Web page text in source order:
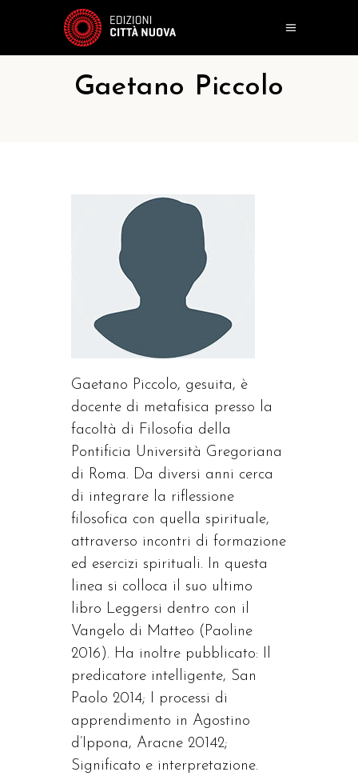
Gaetano Piccolo
Gaetano Piccolo, gesuita, è
docente di metafisica presso la
facoltà di Filosofia della
Pontificia Università Gregoriana
di Roma. Da diversi anni cerca
di integrare la riflessione
filosofica con quella spirituale,
attraverso incontri di formazione
ed esercizi spirituali. In questa
linea si colloca il suo ultimo
libro Leggersi dentro con il
Vangelo di Matteo (Paoline
2016). Ha inoltre pubblicato: Il
predicatore intelligente, San
Paolo 2014; I processi di
apprendimento in Agostino
d’Ippona, Aracne 20142;
Significato e interpretazione.